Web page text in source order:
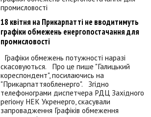
18 квітня на Прикарпатті не вводитимуть
графіки обмежень енергопостачання для
промисловості
Графіки обмежень потужності наразі
скасовуються. Про це пише "Галицький
кореспондент", посилаючись на
"Прикарпаттяобленерго". Згідно
телефонограми диспетчера РДЦ Західного
регіону НЕК Укренерго, скасували
запровадження Графіків обмеження